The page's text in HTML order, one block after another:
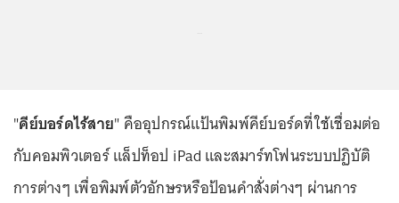
"คีย์บอร์ดไร้สาย" คืออุปกรณ์แป้นพิมพ์คีย์บอร์ดที่ใช้เชื่อมต่อ
กับคอมพิวเตอร์ แล็ปท็อป iPad และสมาร์ทโฟนระบบปฏิบัติ
การต่างๆ เพื่อพิมพ์ตัวอักษรหรือป้อนคำสั่งต่างๆ ผ่านการ